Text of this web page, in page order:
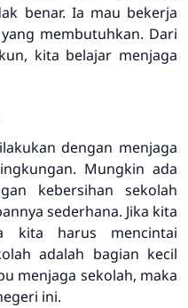
benar. Ia mau bekerja
membutuhkan. Dari
kita belajar menjaga
dengan menjaga
Mungkin ada
kebersihan sekolah
sederhana. Jika kita
kita harus mencintai
adalah bagian kecil
menjaga sekolah, maka
ini.